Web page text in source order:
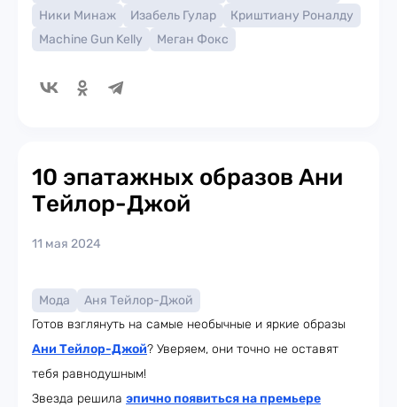
Ники Минаж
Изабель Гулар
Криштиану Роналду
Machine Gun Kelly
Меган Фокс
10 эпатажных образов Ани
Тейлор-Джой
11 мая 2024
Мода
Аня Тейлор-Джой
Готов взглянуть на самые необычные и яркие образы
Ани Тейлор-Джой? Уверяем, они точно не оставят
тебя равнодушным!
Звезда решила эпично появиться на премьере